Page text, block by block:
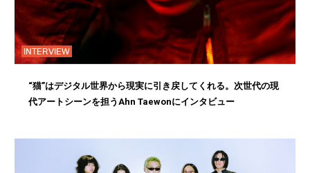
INTERVIEW
“猫”はデジタル世界から現実に引き戻してくれる。次世代の現
代アートシーンを担うAhn Taewonにインタビュー